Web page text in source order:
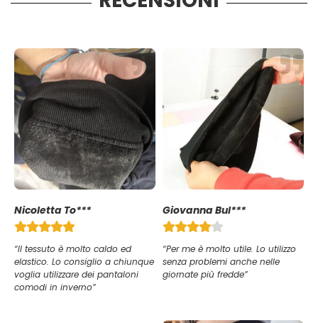
Nicoletta To***
“Il tessuto è molto caldo ed
elastico. Lo consiglio a chiunque
voglia utilizzare dei pantaloni
comodi in inverno”
Giovanna Bul***
“Per me è molto utile. Lo utilizzo
senza problemi anche nelle
giornate più fredde”